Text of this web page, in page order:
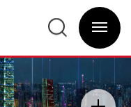
選
單
關
分
類
開